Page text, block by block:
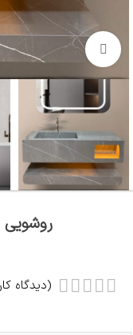
بزرگنمایی تصویر
(دیدگاه